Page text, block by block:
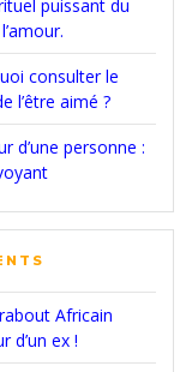
puissant du
consulter le
l’être aimé ?
d’une personne :
Africain
d’un ex !